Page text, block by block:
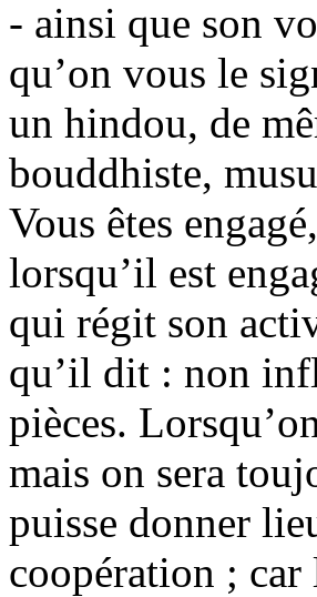
- ainsi que son
qu’on vous le
un hindou, de
bouddhiste,
Vous êtes
lorsqu’il est
qui régit son
qu’il dit : non
pièces.
mais on sera
puisse donner
coopération ; car